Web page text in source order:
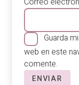
Guarda
web en este
comente.